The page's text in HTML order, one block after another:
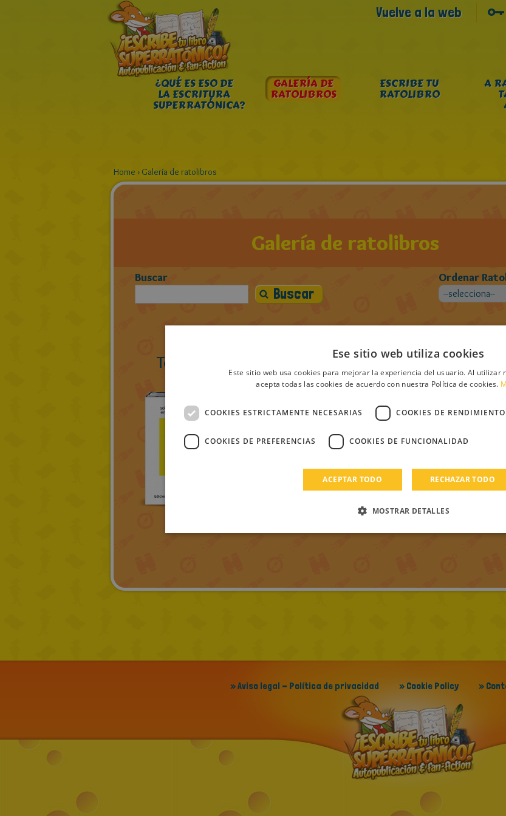
Vuelve a la web
¿QUÉ ES ESO DE
LA ESCRITURA
SUPERRATÓNICA?
GALERÍA DE
RATOLIBROS
ESCRIBE TU
RATOLIBRO
A
Home › Galería de ratolibros
Galería de ratolibros
Buscar Ordenar
Todos los ratolibros de haivid
» Aviso legal - Política de privacidad » Cookie Policy »
Ese sitio web utiliza cookies
Este sitio web usa cookies para mejorar la experiencia del usuario. Al utilizar
acepta todas las cookies de acuerdo con nuestra Política de cookies.
COOKIES ESTRICTAMENTE NECESARIAS COOKIES DE RENDIMIENTO
COOKIES DE PREFERENCIAS COOKIES DE FUNCIONALIDAD
ACEPTAR TODO RECHAZAR TODO
MOSTRAR DETALLES